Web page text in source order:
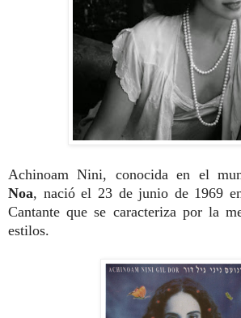
Achinoam Nini, conocida en el
Noa, nació el 23 de junio de 1969
Cantante que se caracteriza por la
estilos.